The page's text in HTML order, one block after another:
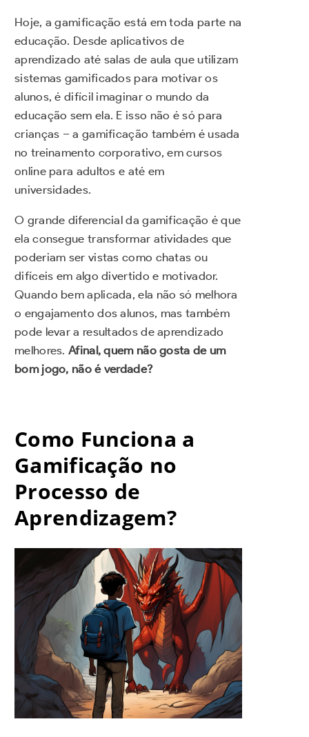
Hoje, a gamificação está em toda parte na
educação. Desde aplicativos de
aprendizado até salas de aula que utilizam
sistemas gamificados para motivar os
alunos, é difícil imaginar o mundo da
educação sem ela. E isso não é só para
crianças – a gamificação também é usada
no treinamento corporativo, em cursos
online para adultos e até em
universidades.
O grande diferencial da gamificação é que
ela consegue transformar atividades que
poderiam ser vistas como chatas ou
difíceis em algo divertido e motivador.
Quando bem aplicada, ela não só melhora
o engajamento dos alunos, mas também
pode levar a resultados de aprendizado
melhores.Afinal, quem não gosta de um
bom jogo, não é verdade?
Como Funciona a
Gamificação no
Processo de
Aprendizagem?